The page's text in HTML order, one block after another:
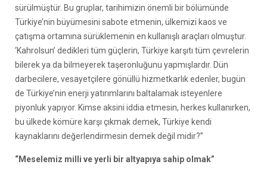
sürülmüştür. Bu gruplar, tarihimizin önemli bir bölümünde
Türkiye’nin büyümesini sabote etmenin, ülkemizi kaos ve
çatışma ortamına sürüklemenin en kullanışlı araçları olmuştur.
‘Kahrolsun’ dedikleri tüm güçlerin, Türkiye karşıtı tüm çevrelerin
bilerek ya da bilmeyerek taşeronluğunu yapmışlardır. Dün
darbecilere, vesayetçilere gönüllü hizmetkarlık edenler, bugün
de Türkiye’nin enerji yatırımlarını baltalamak isteyenlere
piyonluk yapıyor. Kimse aksini iddia etmesin, herkes kullanırken,
bu ülkede kömüre karşı çıkmak demek, Türkiye kendi
kaynaklarını değerlendirmesin demek değil midir?”
“Meselemiz milli ve yerli bir altyapıya sahip olmak”